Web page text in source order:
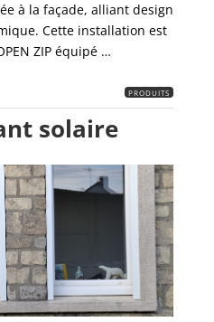
à la façade, alliant design
Cette installation est
ZIP équipé …
PRODUITS
solaire